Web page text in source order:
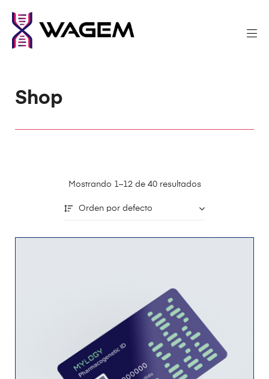
Shop
Mostrando 1–12 de 40 resultados
Orden por defecto